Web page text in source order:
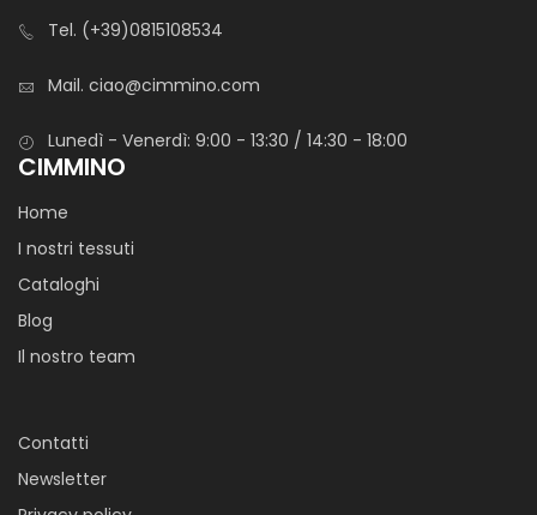
Tel. (+39)0815108534
Mail. ciao@cimmino.com
Lunedì - Venerdì: 9:00 - 13:30 / 14:30 - 18:00
CIMMINO
Home
I nostri tessuti
Cataloghi
Blog
Il nostro team
Contatti
Newsletter